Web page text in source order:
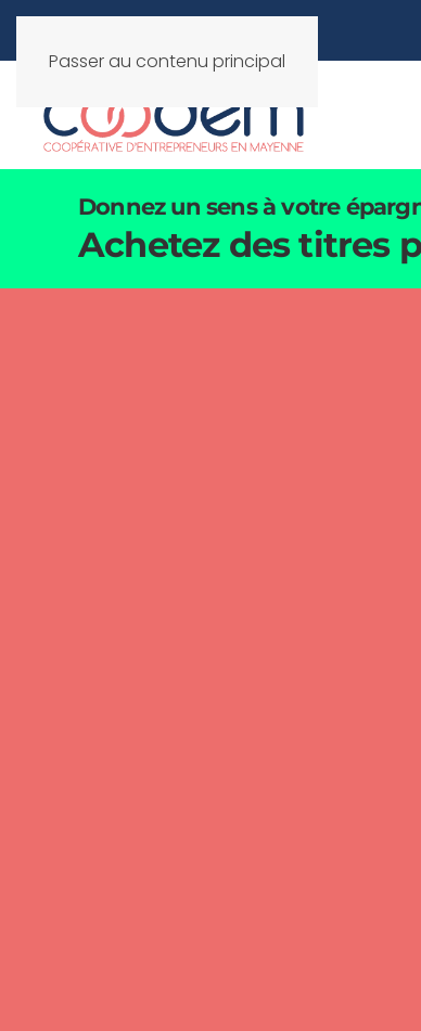
Passer au contenu principal
Donnez un sens à votre
Achetez des titres